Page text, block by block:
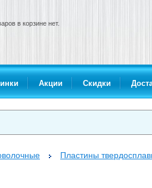
в корзине нет.
Акции Скидки
Пластины